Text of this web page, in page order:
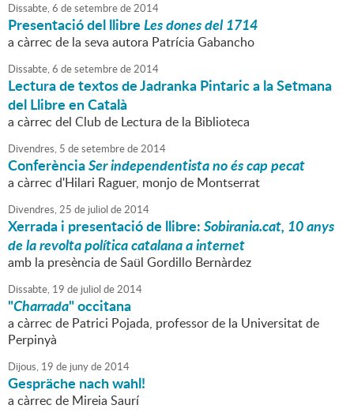
Dissabte,6 desetembrede2014
Presentació del llibreLes dones del 1714
a càrrec de la seva autora Patrícia Gabancho
Dissabte,6 desetembrede2014
Lectura de textos de Jadranka Pintaric a la Setmana
del Llibre en Català
a càrrec del Club de Lectura de la Biblioteca
Divendres, 5 desetembrede2014
ConferènciaSer independentista no és cap pecat
a càrrec d'Hilari Raguer, monjo de Montserrat
Divendres,25 de juliol de2014
Xerrada i presentació de llibre:Sobirania.cat, 10 anys
de la revolta política catalana a internet
amb la presència de Saül Gordillo Bernàrdez
Dissabte, 19 de juliol de2014
"Charrada" occitana
a càrrec de Patrici Pojada, professor de la Universitat de
Perpinyà
Dijous, 19 de junyde2014
Gespräche nach wahl!
a càrrec de Mireia Saurí